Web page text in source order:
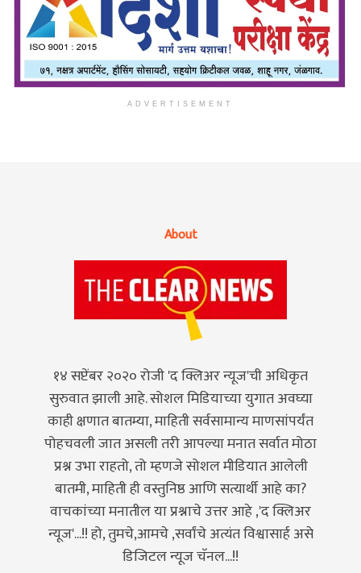
ADVERTISEMENT
About
१४ सप्टेंबर २०२० रोजी 'द क्लिअर न्यूज'ची अधिकृत
सुरुवात झाली आहे. सोशल मिडियाच्या युगात अवघ्या
काही क्षणात बातम्या, माहिती सर्वसामान्य माणसांपर्यंत
पोहचवली जात असली तरी आपल्या मनात सर्वात मोठा
प्रश्न उभा राहतो, तो म्हणजे सोशल मीडियात आलेली
बातमी, माहिती ही वस्तुनिष्ठ आणि सत्यार्थी आहे का?
वाचकांच्या मनातील या प्रश्नाचे उत्तर आहे ,'द क्लिअर
न्यूज'...!! हो, तुमचे,आमचे ,सर्वांचे अत्यंत विश्वासार्ह असे
डिजिटल न्यूज चॅनल...!!